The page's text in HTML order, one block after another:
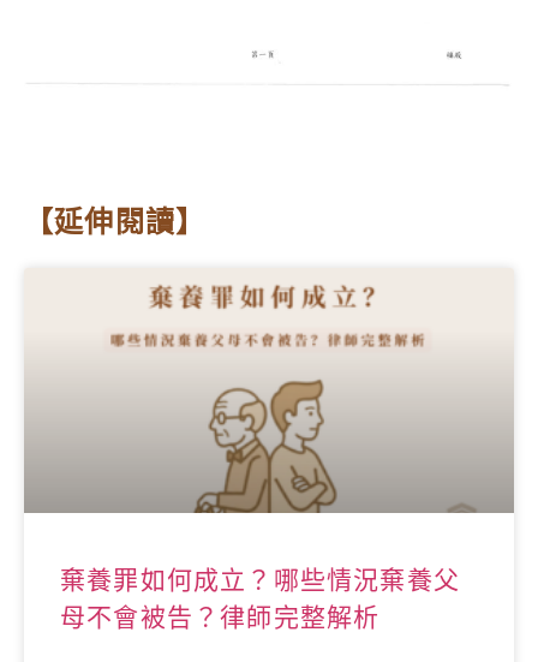
【延伸閱讀】
棄養罪如何成立？哪些情況棄養父
母不會被告？律師完整解析